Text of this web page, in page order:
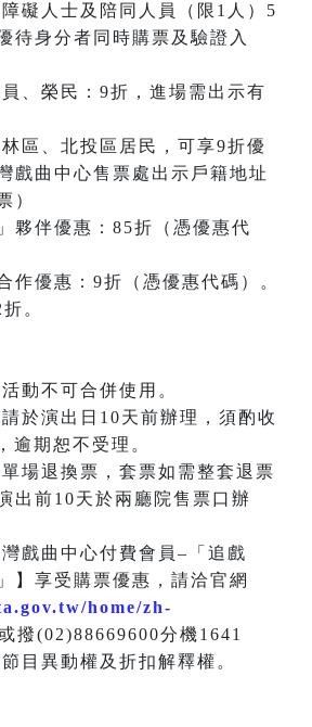
礙人士及陪同人員（限1人）5
待身分者同時購票及驗證入
、榮民：9折，進場需出示有
區、北投區居民，可享9折優
戲曲中心售票處出示戶籍地址
）
夥伴優惠：85折（憑優惠代
作優惠：9折（憑優惠代碼）。
。
動不可合併使用。
於演出日10天前辦理，須酌收
逾期恕不受理。
場退換票，套票如需整套退票
出前10天於兩廳院售票口辦
戲曲中心付費會員–「追戲
】享受購票優惠，請洽官網
home/zh-
或撥(02)88669600分機1641
目異動權及折扣解釋權。